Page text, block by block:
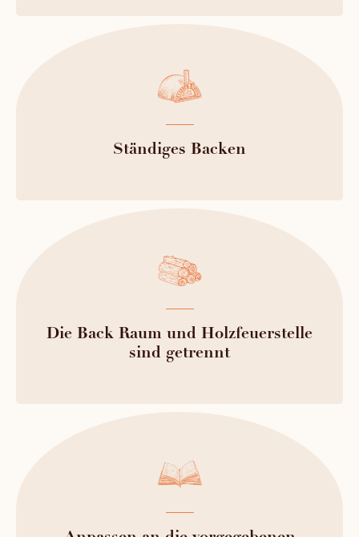
Ständiges Backen
Die Back Raum und Holzfeuerstelle
sind getrennt